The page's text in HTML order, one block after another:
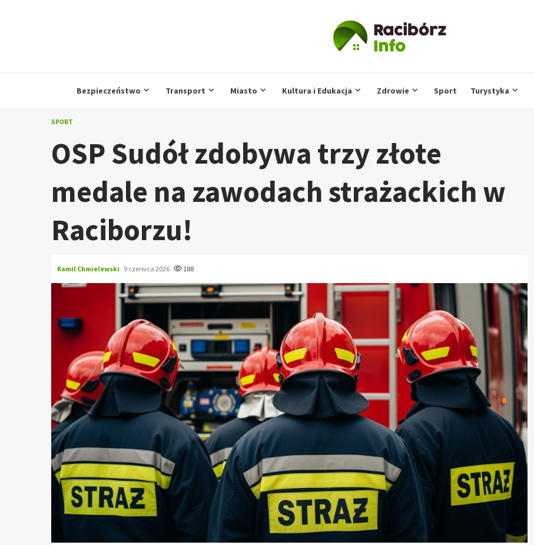
Bezpieczeństwo Transport Miasto Kultura i Edukacja Zdrowie Sport Turystyka
SPORT
OSP Sudół zdobywa trzy złote
medale na zawodach strażackich w
Raciborzu!
Kamil Chmielewski 9 czerwca 2026 188